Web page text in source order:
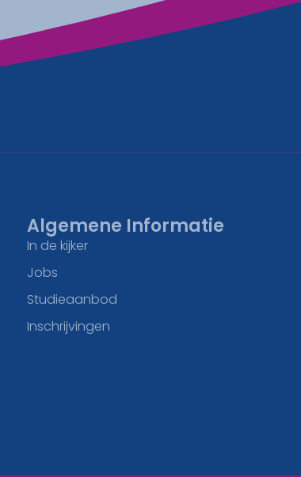
Algemene Informatie
In de kijker
Jobs
Studieaanbod
Inschrijvingen